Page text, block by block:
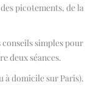
picotements, de
simples
deux séances.
à domicile sur Paris).